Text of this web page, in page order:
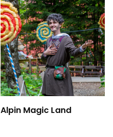
Alpin Magic Land